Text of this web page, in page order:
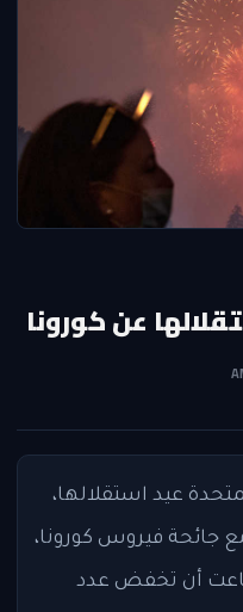
عن كورونا
عيد استقلالها،
جائحة فيروس كورونا،
أن تخفض عدد